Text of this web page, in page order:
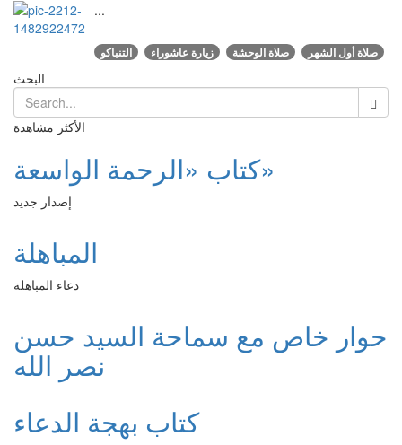
...
التنباكو زيارة عاشوراء صلاة الوحشة صلاة أول الشهر
البحث
الأكثر مشاهدة
كتاب «الرحمة الواسعة»
إصدار جديد
المباهلة
دعاء المباهلة
حوار خاص مع سماحة السيد حسن
نصر الله
كتاب بهجة الدعاء